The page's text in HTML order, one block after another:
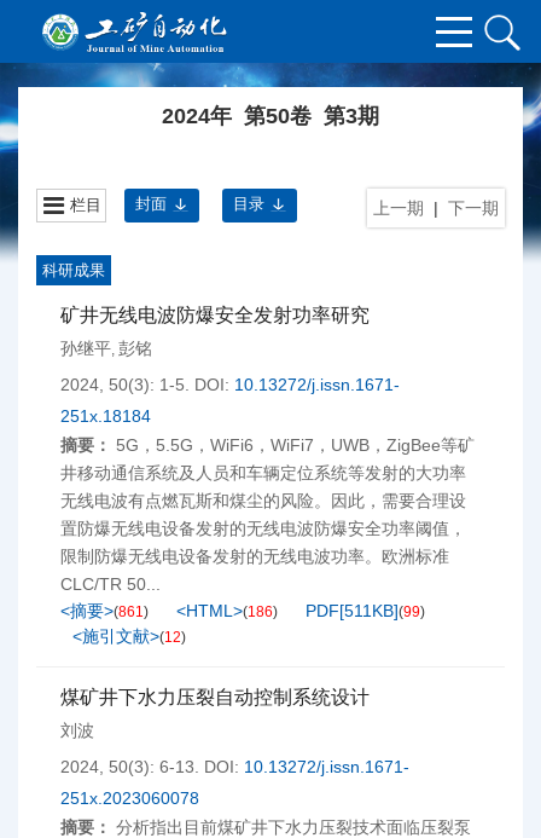
2024年 第50卷 第3期
上一期 | 下一期
栏目 封面 目录
科研成果
矿井无线电波防爆安全发射功率研究
孙继平, 彭铭
2024, 50(3): 1-5.
DOI: 10.13272/j.issn.1671-
251x.18184
摘要：
5G，5.5G，WiFi6，WiFi7，UWB，ZigBee等矿
井移动通信系统及人员和车辆定位系统等发射的大功率
无线电波有点燃瓦斯和煤尘的风险。因此，需要合理设
置防爆无线电设备发射的无线电波防爆安全功率阈值，
限制防爆无线电设备发射的无线电波功率。欧洲标准
CLC/TR 50...
<摘要>(861) <HTML>(186) PDF[511KB](99)
<施引文献>(12)
煤矿井下水力压裂自动控制系统设计
刘波
2024, 50(3): 6-13.
DOI: 10.13272/j.issn.1671-
251x.2023060078
摘要： 分析指出目前煤矿井下水力压裂技术面临压裂泵